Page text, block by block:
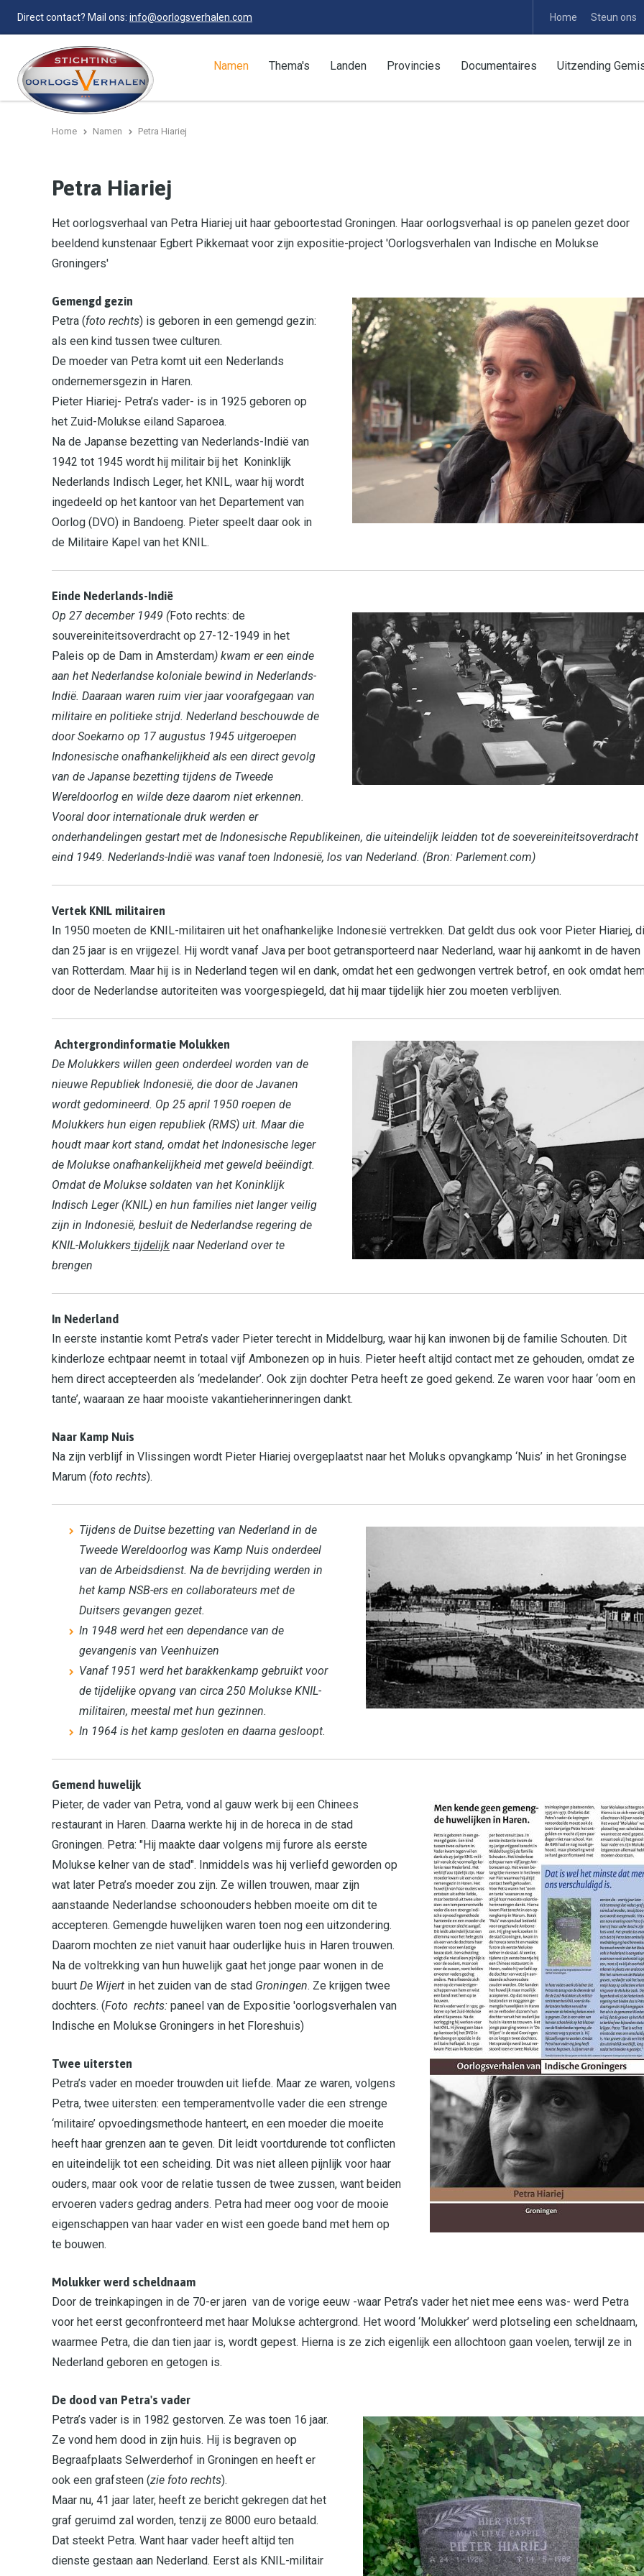
Direct contact? Mail ons: info@oorlogsverhalen.com Home Steun ons
Namen Thema's Landen Provincies Documentaires Uitzending
Home Namen Petra Hiariej
Petra Hiariej
Het oorlogsverhaal van Petra Hiariej uit haar geboortestad Groningen. Haar oorlogsverhaal is op panelen gezet door
beeldend kunstenaar Egbert Pikkemaat voor zijn expositie-project 'Oorlogsverhalen van Indische en Molukse
Groningers'
Gemengd gezin
Petra (foto rechts) is geboren in een gemengd gezin:
als een kind tussen twee culturen.
De moeder van Petra komt uit een Nederlands
ondernemersgezin in Haren.
Pieter Hiariej- Petra’s vader- is in 1925 geboren op
het Zuid-Molukse eiland Saparoea.
Na de Japanse bezetting van Nederlands-Indië van
1942 tot 1945 wordt hij militair bij het Koninklijk
Nederlands Indisch Leger, het KNIL, waar hij wordt
ingedeeld op het kantoor van het Departement van
Oorlog (DVO) in Bandoeng. Pieter speelt daar ook in
de Militaire Kapel van het KNIL.
Einde Nederlands-Indië
Op 27 december 1949 (Foto rechts: de
souvereiniteitsoverdracht op 27-12-1949 in het
Paleis op de Dam in Amsterdam) kwam er een einde
aan het Nederlandse koloniale bewind in Nederlands-
Indië. Daaraan waren ruim vier jaar voorafgegaan van
militaire en politieke strijd. Nederland beschouwde de
door Soekarno op 17 augustus 1945 uitgeroepen
Indonesische onafhankelijkheid als een direct gevolg
van de Japanse bezetting tijdens de Tweede
Wereldoorlog en wilde deze daarom niet erkennen.
Vooral door internationale druk werden er
onderhandelingen gestart met de Indonesische Republikeinen, die uiteindelijk leidden tot de soevereiniteitsoverdracht
eind 1949. Nederlands-Indië was vanaf toen Indonesië, los van Nederland. (Bron: Parlement.com)
Vertek KNIL militairen
In 1950 moeten de KNIL-militairen uit het onafhankelijke Indonesië vertrekken. Dat geldt dus ook voor Pieter Hiariej,
dan 25 jaar is en vrijgezel. Hij wordt vanaf Java per boot getransporteerd naar Nederland, waar hij aankomt in de haven
van Rotterdam. Maar hij is in Nederland tegen wil en dank, omdat het een gedwongen vertrek betrof, en ook omdat
door de Nederlandse autoriteiten was voorgespiegeld, dat hij maar tijdelijk hier zou moeten verblijven.
Achtergrondinformatie Molukken
De Molukkers willen geen onderdeel worden van de
nieuwe Republiek Indonesië, die door de Javanen
wordt gedomineerd. Op 25 april 1950 roepen de
Molukkers hun eigen republiek (RMS) uit. Maar die
houdt maar kort stand, omdat het Indonesische leger
de Molukse onafhankelijkheid met geweld beëindigt.
Omdat de Molukse soldaten van het Koninklijk
Indisch Leger (KNIL) en hun families niet langer veilig
zijn in Indonesië, besluit de Nederlandse regering de
KNIL-Molukkers tijdelijk naar Nederland over te
brengen
In Nederland
In eerste instantie komt Petra’s vader Pieter terecht in Middelburg, waar hij kan inwonen bij de familie Schouten. Dit
kinderloze echtpaar neemt in totaal vijf Ambonezen op in huis. Pieter heeft altijd contact met ze gehouden, omdat ze
hem direct accepteerden als ‘medelander’. Ook zijn dochter Petra heeft ze goed gekend. Ze waren voor haar ‘oom en
tante’, waaraan ze haar mooiste vakantieherinneringen dankt.
Naar Kamp Nuis
Na zijn verblijf in Vlissingen wordt Pieter Hiariej overgeplaatst naar het Moluks opvangkamp ‘Nuis’ in het Groningse
Marum (foto rechts).
Tijdens de Duitse bezetting van Nederland in de
Tweede Wereldoorlog was Kamp Nuis onderdeel
van de Arbeidsdienst. Na de bevrijding werden in
het kamp NSB-ers en collaborateurs met de
Duitsers gevangen gezet.
In 1948 werd het een dependance van de
gevangenis van Veenhuizen
Vanaf 1951 werd het barakkenkamp gebruikt voor
de tijdelijke opvang van circa 250 Molukse KNIL-
militairen, meestal met hun gezinnen.
In 1964 is het kamp gesloten en daarna gesloopt.
Gemend huwelijk
Pieter, de vader van Petra, vond al gauw werk bij een Chinees
restaurant in Haren. Daarna werkte hij in de horeca in de stad
Groningen. Petra: "Hij maakte daar volgens mij furore als eerste
Molukse kelner van de stad". Inmiddels was hij verliefd geworden op
wat later Petra’s moeder zou zijn. Ze willen trouwen, maar zijn
aanstaande Nederlandse schoonouders hebben moeite om dit te
accepteren. Gemengde huwelijken waren toen nog een uitzondering.
Daarom mochten ze niet vanuit haar ouderlijke huis in Haren trouwen.
Na de voltrekking van hun huwelijk gaat het jonge paar wonen in de
buurt De Wijert in het zuiden van de stad Groningen. Ze krijgen twee
dochters. (Foto rechts: paneel van de Expositie 'oorlogsverhalen van
Indische en Molukse Groningers in het Floreshuis)
Twee uitersten
Petra’s vader en moeder trouwden uit liefde. Maar ze waren, volgens
Petra, twee uitersten: een temperamentvolle vader die een strenge
‘militaire’ opvoedingsmethode hanteert, en een moeder die moeite
heeft haar grenzen aan te geven. Dit leidt voortdurende tot conflicten
en uiteindelijk tot een scheiding. Dit was niet alleen pijnlijk voor haar
ouders, maar ook voor de relatie tussen de twee zussen, want beiden
ervoeren vaders gedrag anders. Petra had meer oog voor de mooie
eigenschappen van haar vader en wist een goede band met hem op
te bouwen.
Molukker werd scheldnaam
Door de treinkapingen in de 70-er jaren van de vorige eeuw -waar Petra’s vader het niet mee eens was- werd Petra
voor het eerst geconfronteerd met haar Molukse achtergrond. Het woord ‘Molukker’ werd plotseling een scheldnaam,
waarmee Petra, die dan tien jaar is, wordt gepest. Hierna is ze zich eigenlijk een allochtoon gaan voelen, terwijl ze in
Nederland geboren en getogen is.
De dood van Petra's vader
Petra’s vader is in 1982 gestorven. Ze was toen 16 jaar.
Ze vond hem dood in zijn huis. Hij is begraven op
Begraafplaats Selwerderhof in Groningen en heeft er
ook een grafsteen (zie foto rechts).
Maar nu, 41 jaar later, heeft ze bericht gekregen dat het
graf geruimd zal worden, tenzij ze 8000 euro betaald.
Dat steekt Petra. Want haar vader heeft altijd ten
dienste gestaan aan Nederland. Eerst als KNIL-militair